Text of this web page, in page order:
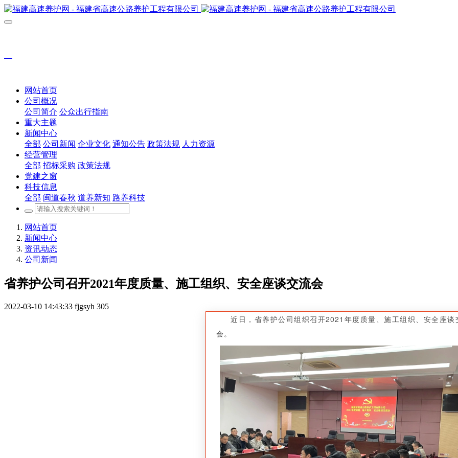
网站首页
公司概况
公司简介 公众出行指南
重大主题
新闻中心
全部 公司新闻 企业文化 通知公告 政策法规 人力资源
经营管理
全部 招标采购 政策法规
党建之窗
科技信息
全部 闽道春秋 道养新知 路养科技
网站首页
新闻中心
资讯动态
公司新闻
省养护公司召开2021年度质量、施工组织、安全座谈交流会
2022-03-10 14:43:33 fjgsyh 305
近日，省养护公司组织召开2021年度质量、施工组织、安全座谈
会。